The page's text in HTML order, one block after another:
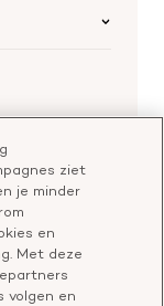
ziet
je minder
en
Met deze
volgen en